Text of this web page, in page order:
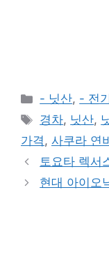
Categories
- 닛산, - 전
Tags
경차, 닛산,
가격, 사쿠라 연
토요타 렉서
현대 아이오